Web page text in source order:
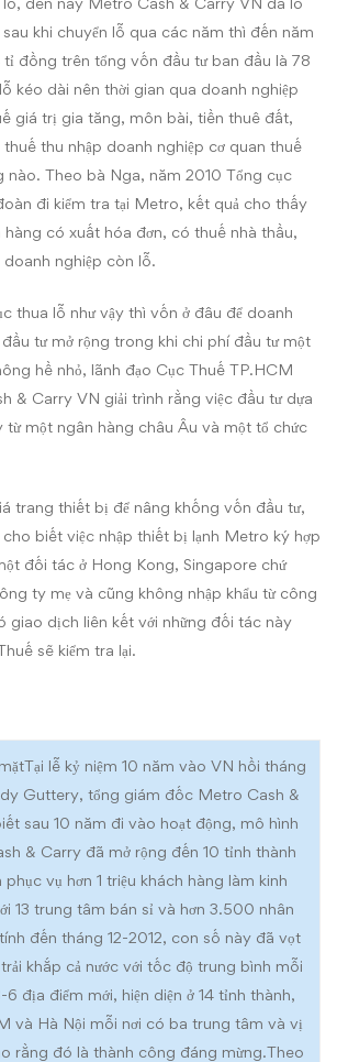
khi chuyển lỗ qua các năm thì đến năm
đồng trên tổng vốn đầu tư ban đầu là 78
kéo dài nên thời gian qua doanh nghiệp
giá trị gia tăng, môn bài, tiền thuê đất,
thu nhập doanh nghiệp cơ quan thuế
nào. Theo bà Nga, năm 2010 Tổng cục
đi kiểm tra tại Metro, kết quả cho thấy
hàng có xuất hóa đơn, có thuế nhà thầu,
nghiệp còn lỗ.
thua lỗ như vậy thì vốn ở đâu để doanh
tư mở rộng trong khi chi phí đầu tư một
hề nhỏ, lãnh đạo Cục Thuế TP.HCM
& Carry VN giải trình rằng việc đầu tư dựa
một ngân hàng châu Âu và một tổ chức
trang thiết bị để nâng khống vốn đầu tư,
biết việc nhập thiết bị lạnh Metro ký hợp
đối tác ở Hong Kong, Singapore chứ
ty mẹ và cũng không nhập khẩu từ công
giao dịch liên kết với những đối tác này
sẽ kiểm tra lại.
Tại lễ kỷ niệm 10 năm vào VN hồi tháng
Guttery, tổng giám đốc Metro Cash &
sau 10 năm đi vào hoạt động, mô hình
& Carry đã mở rộng đến 10 tỉnh thành
phục vụ hơn 1 triệu khách hàng làm kinh
13 trung tâm bán sỉ và hơn 3.500 nhân
đến tháng 12-2012, con số này đã vọt
khắp cả nước với tốc độ trung bình mỗi
địa điểm mới, hiện diện ở 14 tỉnh thành,
và Hà Nội mỗi nơi có ba trung tâm và vị
rằng đó là thành công đáng mừng.Theo